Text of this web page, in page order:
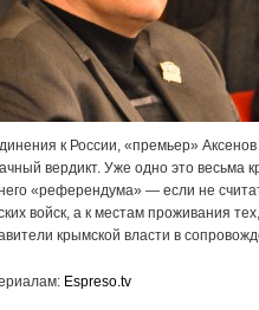
к России, «премьер»
вердикт. Уже одно это весьма
«референдума» — если не
войск, а к местам проживания
крымской власти в
Espreso.tv